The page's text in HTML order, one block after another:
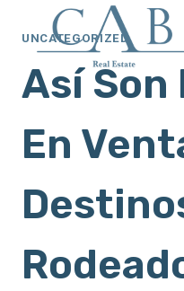
contenido
UNCATEGORIZED
Así Son
En